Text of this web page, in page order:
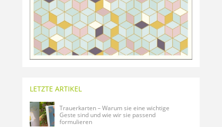
LETZTE ARTIKEL
Trauerkarten – Warum sie eine wichtige
Geste sind und wie wir sie passend
formulieren